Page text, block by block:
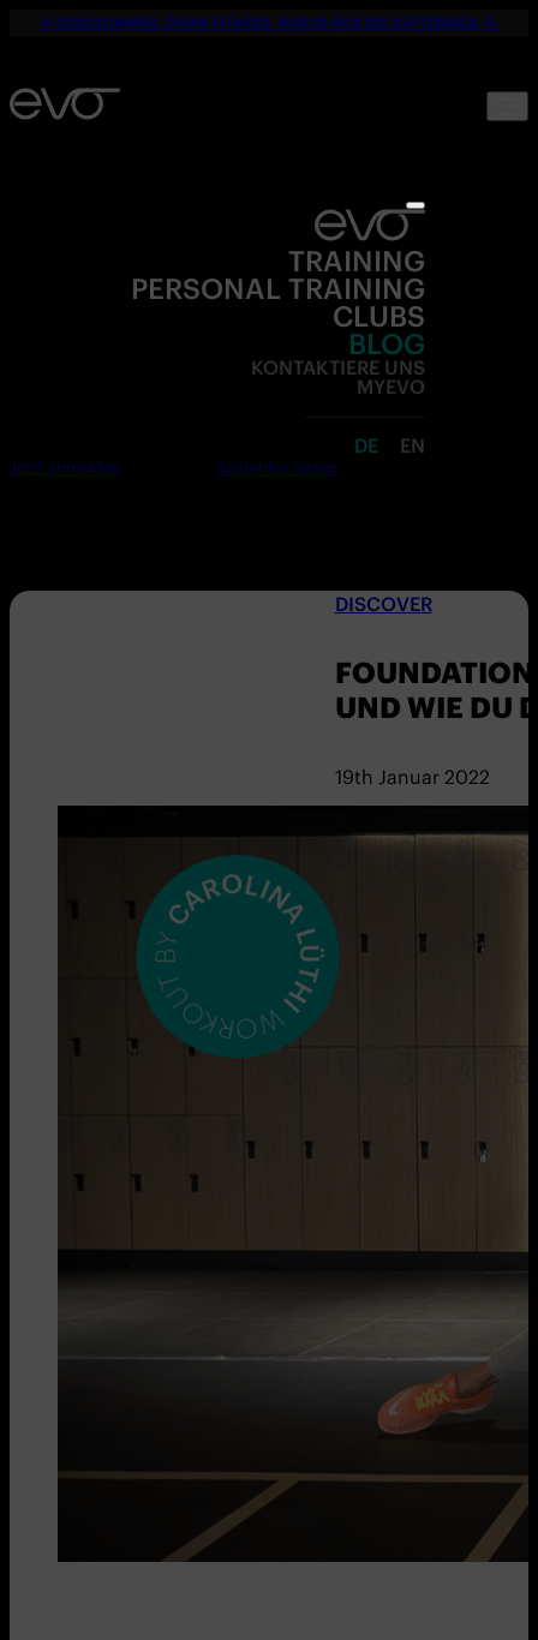
☀️ DEIN SOMMER. DEINE FITNESS. NUR 19,90€ BIS SEPTEMBER. 💪
TRAINING
PERSONAL TRAINING
CLUBS
BLOG
KONTAKTIERE UNS
MYEVO
DE EN
Jetzt anmelden Kostenlos testen
DISCOVER
UND WIE DU
19th Januar 2022